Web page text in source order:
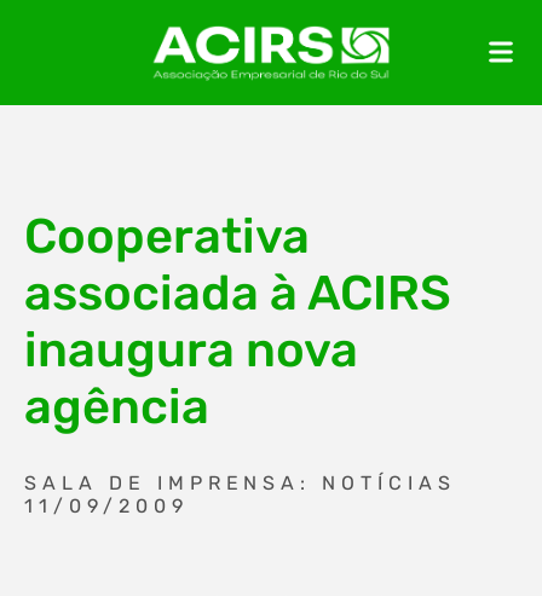
Cooperativa
associada à ACIRS
inaugura nova
agência
SALA DE IMPRENSA: NOTÍCIAS
11/09/2009